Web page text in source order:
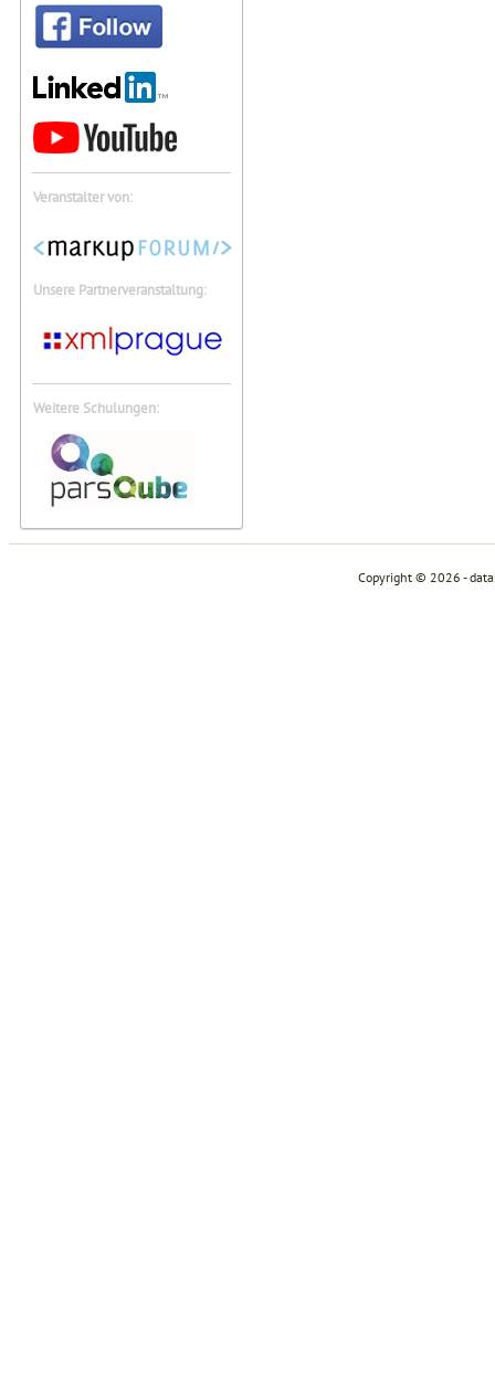
Veranstalter von:
Unsere Partnerveranstaltung:
Weitere Schulungen:
Copyright © 2026 -